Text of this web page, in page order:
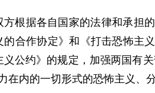
方根据各自国家的法律和承担
的合作协定》和《打击恐怖主
义公约》的规定，加强两国有
在内的一切形式的恐怖主义、